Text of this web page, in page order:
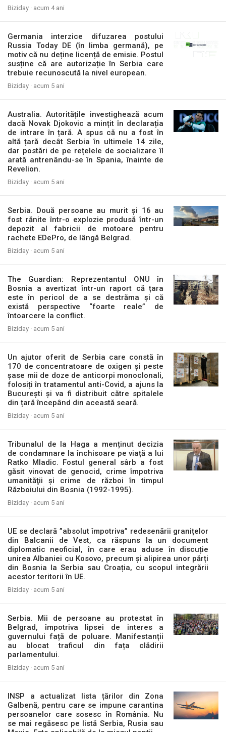
Biziday · acum 4 ani
Germania interzice difuzarea postului
Russia Today DE (în limba germană), pe
motiv că nu deține licență de emisie. Postul
susține că are autorizație în Serbia care
trebuie recunoscută la nivel european.
Biziday · acum 5 ani
Australia. Autoritățile investighează acum
dacă Novak Djokovic a mințit în declarația
de intrare în țară. A spus că nu a fost în
altă țară decât Serbia în ultimele 14 zile,
dar postări de pe rețelele de socializare îl
arată antrenându-se în Spania, înainte de
Revelion.
Biziday · acum 5 ani
Serbia. Două persoane au murit și 16 au
fost rănite într-o explozie produsă într-un
depozit al fabricii de motoare pentru
rachete EDePro, de lângă Belgrad.
Biziday · acum 5 ani
The Guardian: Reprezentantul ONU în
Bosnia a avertizat într-un raport că țara
este în pericol de a se destrăma și că
există perspective “foarte reale” de
întoarcere la conflict.
Biziday · acum 5 ani
Un ajutor oferit de Serbia care constă în
170 de concentratoare de oxigen și peste
șase mii de doze de anticorpi monoclonali,
folosiți în tratamentul anti-Covid, a ajuns la
București și va fi distribuit către spitalele
din țară începând din această seară.
Biziday · acum 5 ani
Tribunalul de la Haga a menținut decizia
de condamnare la închisoare pe viață a lui
Ratko Mladic. Fostul general sârb a fost
găsit vinovat de genocid, crime împotriva
umanităţii şi crime de război în timpul
Războiului din Bosnia (1992-1995).
Biziday · acum 5 ani
UE se declară ”absolut împotriva” redesenării granițelor
din Balcanii de Vest, ca răspuns la un document
diplomatic neoficial, în care erau aduse în discuție
unirea Albaniei cu Kosovo, precum și alipirea unor părți
din Bosnia la Serbia sau Croația, cu scopul integrării
acestor teritorii în UE.
Biziday · acum 5 ani
Serbia. Mii de persoane au protestat în
Belgrad, împotriva lipsei de interes a
guvernului față de poluare. Manifestanții
au blocat traficul din fața clădirii
parlamentului.
Biziday · acum 5 ani
INSP a actualizat lista țărilor din Zona
Galbenă, pentru care se impune carantina
persoanelor care sosesc în România. Nu
se mai regăsesc pe listă Serbia, Rusia sau